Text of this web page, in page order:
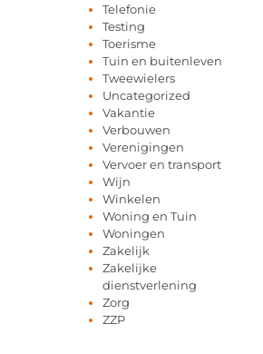
Telefonie
Testing
Toerisme
Tuin en buitenleven
Tweewielers
Uncategorized
Vakantie
Verbouwen
Verenigingen
Vervoer en transport
Wijn
Winkelen
Woning en Tuin
Woningen
Zakelijk
Zakelijke
dienstverlening
Zorg
ZZP